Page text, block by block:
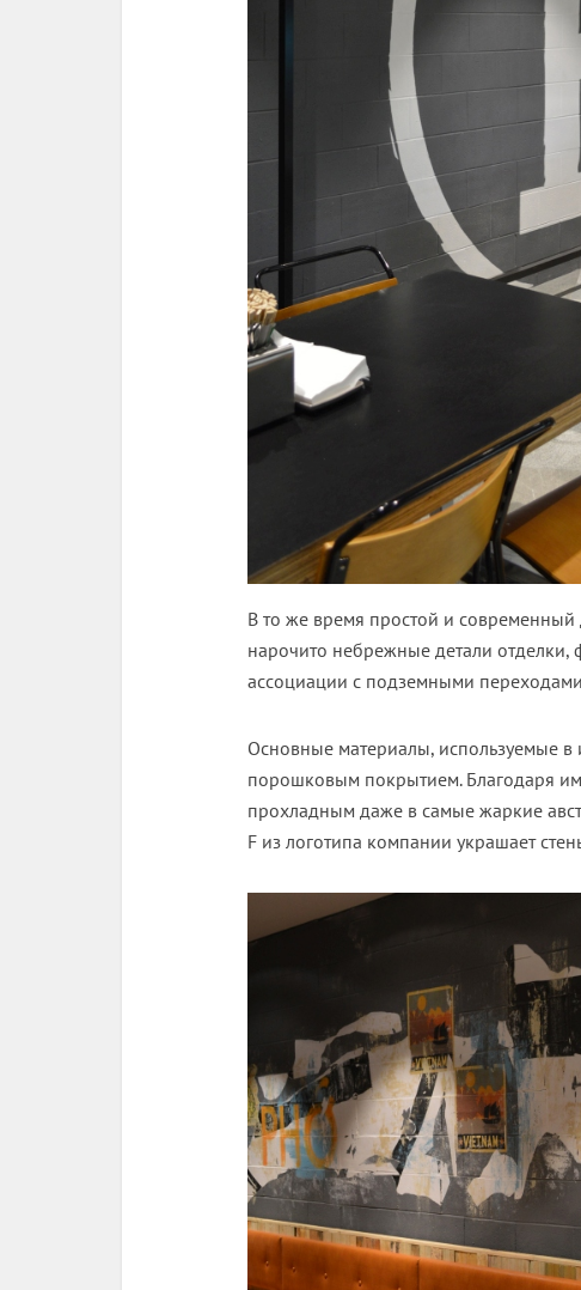
В то же время простой и
нарочито небрежные детали
ассоциации с подземными
Основные материалы, используемые в
порошковым покрытием. Благодаря
прохладным даже в самые жаркие
F из логотипа компании украшает